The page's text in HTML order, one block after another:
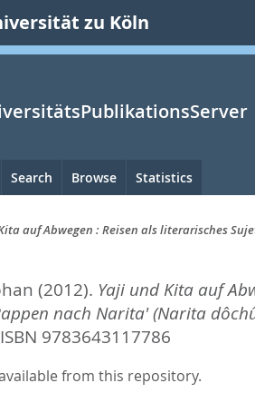
zu Köln
Search Browse Statistics
auf Abwegen : Reisen als literarisches
(2012). Yaji und Kita auf
nach Narita' (Narita
9783643117786
from this repository.